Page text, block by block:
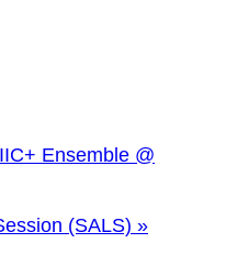
Ensemble @
(SALS) »